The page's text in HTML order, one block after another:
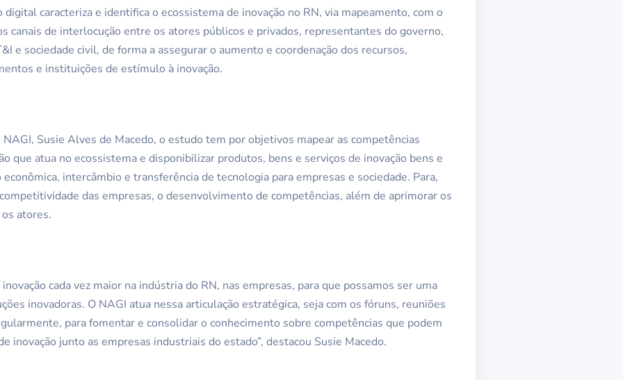
caracteriza e identifica o ecossistema de inovação no RN, via mapeamento, com o
canais de interlocução entre os atores públicos e privados, representantes do governo,
e sociedade civil, de forma a assegurar o aumento e coordenação dos recursos,
e instituições de estímulo à inovação.
Susie Alves de Macedo, o estudo tem por objetivos mapear as competências
que atua no ecossistema e disponibilizar produtos, bens e serviços de inovação bens e
intercâmbio e transferência de tecnologia para empresas e sociedade. Para,
das empresas, o desenvolvimento de competências, além de aprimorar os
atores.
cada vez maior na indústria do RN, nas empresas, para que possamos ser uma
inovadoras. O NAGI atua nessa articulação estratégica, seja com os fóruns, reuniões
para fomentar e consolidar o conhecimento sobre competências que podem
inovação junto as empresas industriais do estado”, destacou Susie Macedo.